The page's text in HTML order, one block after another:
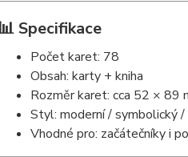
📊 Specifikace
Počet karet: 78
Obsah: karty + kniha
Rozměr karet: cca 52 × 89
Styl: moderní / symbolický
Vhodné pro: začátečníky i